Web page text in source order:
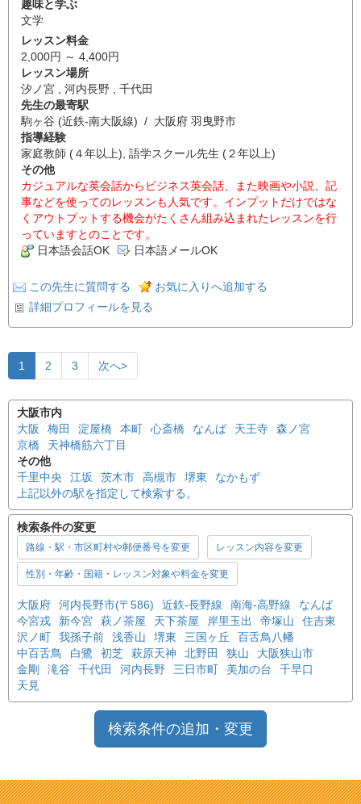
趣味と学ぶ
文学
レッスン料金
2,000円 ～ 4,400円
レッスン場所
汐ノ宮 , 河内長野 , 千代田
先生の最寄駅
駒ヶ谷 (近鉄-南大阪線) / 大阪府 羽曳野市
指導経験
家庭教師 (４年以上), 語学スクール先生 (２年以上)
その他
カジュアルな英会話からビジネス英会話、また映画や小説、記
事などを使ってのレッスンも人気です。インプットだけではな
くアウトプットする機会がたくさん組み込まれたレッスンを行
っていますとのことです。
日本語会話OK
日本語メールOK
この先生に質問する
お気に入りへ追加する
詳細プロフィールを見る
1 2 3 次へ>
大阪市内
大阪
梅田 淀屋橋 本町 心斎橋 なんば 天王寺
森ノ宮
京橋
天神橋筋六丁目
その他
千里中央
江坂 茨木市 高槻市 堺東
なかもず
上記以外の駅を指定して検索する。
検索条件の変更
路線・駅・市区町村や郵便番号を変更 レッスン内容を変更
性別・年齢・国籍・レッスン対象や料金を変更
大阪府 河内長野市(〒586) 近鉄-長野線 南海-高野線
なんば
今宮戎
新今宮 萩ノ茶屋 天下茶屋 岸里玉出 帝塚山
住吉東
沢ノ町
我孫子前 浅香山 堺東 三国ヶ丘
百舌鳥八幡
中百舌鳥
白鷺 初芝 萩原天神 北野田 狭山
大阪狭山市
金剛
滝谷 千代田 河内長野 三日市町 美加の台
千早口
天見
検索条件の追加・変更